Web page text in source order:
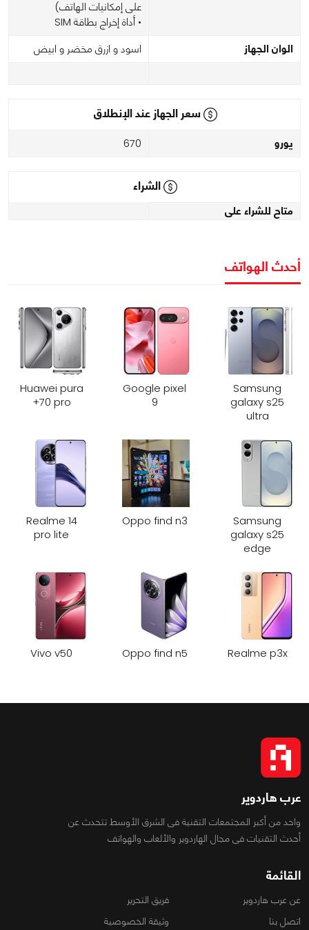
على إمكانيات الهاتف)
• أداة إخراج بطاقة SIM
الوان الجهاز اسود و ازرق مخضر و ابيض
سعر الجهاز عند الإنطلاق
يورو 670
الشراء
متاح للشراء على
أحدث الهواتف
Samsung
galaxy s25
ultra
Google pixel
9
Huawei pura
70 pro+
Samsung
galaxy s25
edge
Oppo find n3
Realme 14
pro lite
Realme p3x
Oppo find n5
Vivo v50
عرب هاردوير
واحد من أكبر المجتمعات التقنية فى الشرق الأوسط تتحدث عن
أحدث التقنيات فى مجال الهاردوير والألعاب والهواتف
القائمة
عن عرب هاردوير
فريق التحرير
اتصل بنا
وثيقة الخصوصية